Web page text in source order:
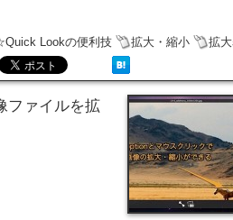
Lookの便利技 拡大・縮小 拡
ファイルを拡